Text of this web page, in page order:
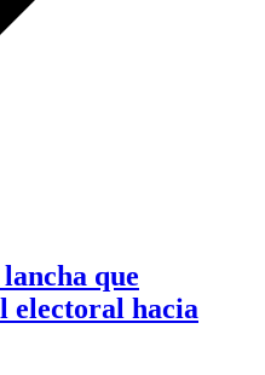
que
electoral hacia